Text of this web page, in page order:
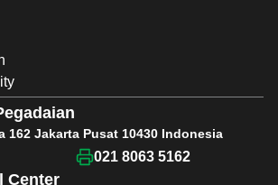
Center
162 Jakarta Pusat 10430 Indonesia
021 8063 5162